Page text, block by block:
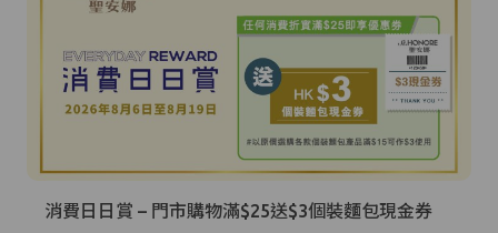
消費日日賞 – 門市購物滿$25送$3個裝麵包現金券